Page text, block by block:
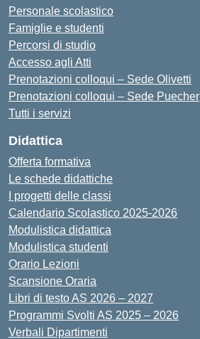
Personale scolastico
Famiglie e studenti
Percorsi di studio
Accesso agli Atti
Prenotazioni colloqui – Sede Olivetti
Prenotazioni colloqui – Sede Puecher
Tutti i servizi
Didattica
Offerta formativa
Le schede didattiche
I progetti delle classi
Calendario Scolastico 2025-2026
Modulistica didattica
Modulistica studenti
Orario Lezioni
Scansione Oraria
Libri di testo AS 2026 – 2027
Programmi Svolti AS 2025 – 2026
Verbali Dipartimenti